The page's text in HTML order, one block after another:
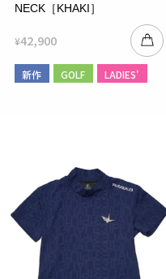
NECK［KHAKI］
¥42,900
新作 GOLF LADIES'